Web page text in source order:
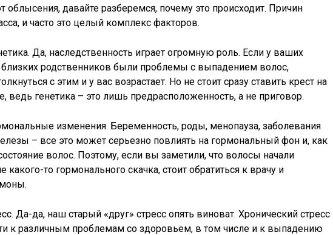
облысения, давайте разберемся, почему это происходит. Причин
и часто это целый комплекс факторов.
Да, наследственность играет огромную роль. Если у ваших
близких родственников были проблемы с выпадением волос,
с этим и у вас возрастает. Но не стоит сразу ставить крест на
ведь генетика – это лишь предрасположенность, а не приговор.
изменения. Беременность, роды, менопауза, заболевания
– все это может серьезно повлиять на гормональный фон и, как
волос. Поэтому, если вы заметили, что волосы начали
какого-то гормонального скачка, стоит обратиться к врачу и
Да-да, наш старый «друг» стресс опять виноват. Хронический стресс
к различным проблемам со здоровьем, в том числе и к выпадению